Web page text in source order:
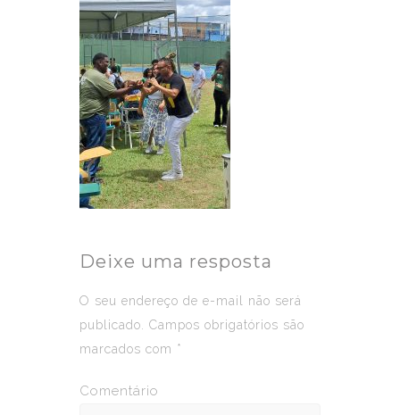
Deixe uma resposta
O seu endereço de e-mail não será
publicado.
Campos obrigatórios são
marcados com *
Comentário